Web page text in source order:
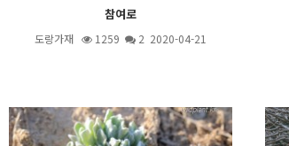
참여로
도랑가재 1259 2 2020-04-21